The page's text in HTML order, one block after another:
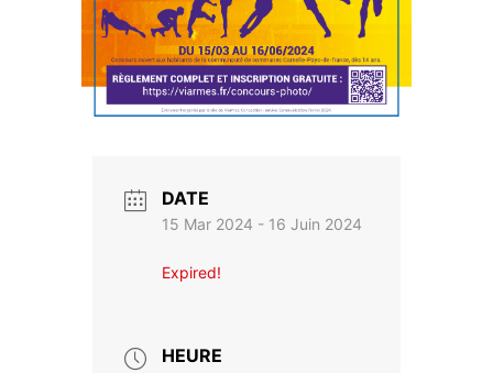
DATE
15 Mar 2024 - 16 Juin 2024
Expired!
HEURE